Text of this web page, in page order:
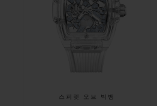
스피릿 오브 빅뱅